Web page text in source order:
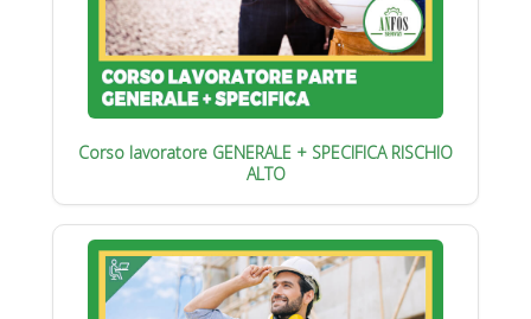
Corso lavoratore GENERALE + SPECIFICA RISCHIO
ALTO